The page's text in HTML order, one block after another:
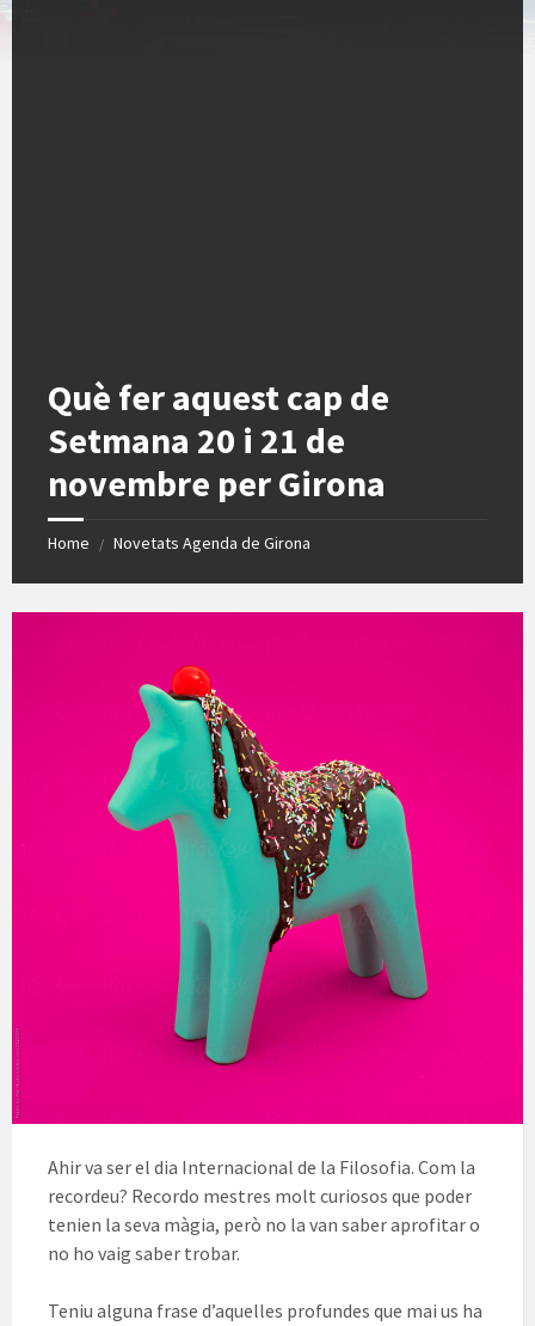
Què fer aquest cap de
Setmana 20 i 21 de
novembre per Girona
Home / Novetats Agenda de Girona
Ahir va ser el dia Internacional de la Filosofia. Com la
recordeu? Recordo mestres molt curiosos que poder
tenien la seva màgia, però no la van saber aprofitar o
no ho vaig saber trobar.
Teniu alguna frase d’aquelles profundes que mai us ha